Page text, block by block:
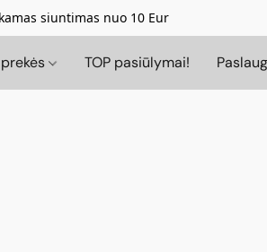
siuntimas nuo 10 Eur
TOP pasiūlymai!